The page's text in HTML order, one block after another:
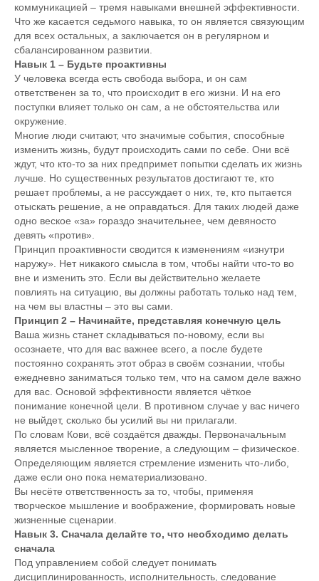
коммуникацией – тремя навыками внешней эффективности.
Что же касается седьмого навыка, то он является связующим
для всех остальных, а заключается он в регулярном и
сбалансированном развитии.
Навык 1 – Будьте проактивны
У человека всегда есть свобода выбора, и он сам
ответственен за то, что происходит в его жизни. И на его
поступки влияет только он сам, а не обстоятельства или
окружение.
Многие люди считают, что значимые события, способные
изменить жизнь, будут происходить сами по себе. Они всё
ждут, что кто-то за них предпримет попытки сделать их жизнь
лучше. Но существенных результатов достигают те, кто
решает проблемы, а не рассуждает о них, те, кто пытается
отыскать решение, а не оправдаться. Для таких людей даже
одно веское «за» гораздо значительнее, чем девяносто
девять «против».
Принцип проактивности сводится к изменениям «изнутри
наружу». Нет никакого смысла в том, чтобы найти что-то во
вне и изменить это. Если вы действительно желаете
повлиять на ситуацию, вы должны работать только над тем,
на чем вы властны – это вы сами.
Принцип 2 – Начинайте, представляя конечную цель
Ваша жизнь станет складываться по-новому, если вы
осознаете, что для вас важнее всего, а после будете
постоянно сохранять этот образ в своём сознании, чтобы
ежедневно заниматься только тем, что на самом деле важно
для вас. Основой эффективности является чёткое
понимание конечной цели. В противном случае у вас ничего
не выйдет, сколько бы усилий вы ни прилагали.
По словам Кови, всё создаётся дважды. Первоначальным
является мысленное творение, а следующим – физическое.
Определяющим является стремление изменить что-либо,
даже если оно пока нематериализовано.
Вы несёте ответственность за то, чтобы, применяя
творческое мышление и воображение, формировать новые
жизненные сценарии.
Навык 3. Сначала делайте то, что необходимо делать
сначала
Под управлением собой следует понимать
дисциплинированность, исполнительность, следование